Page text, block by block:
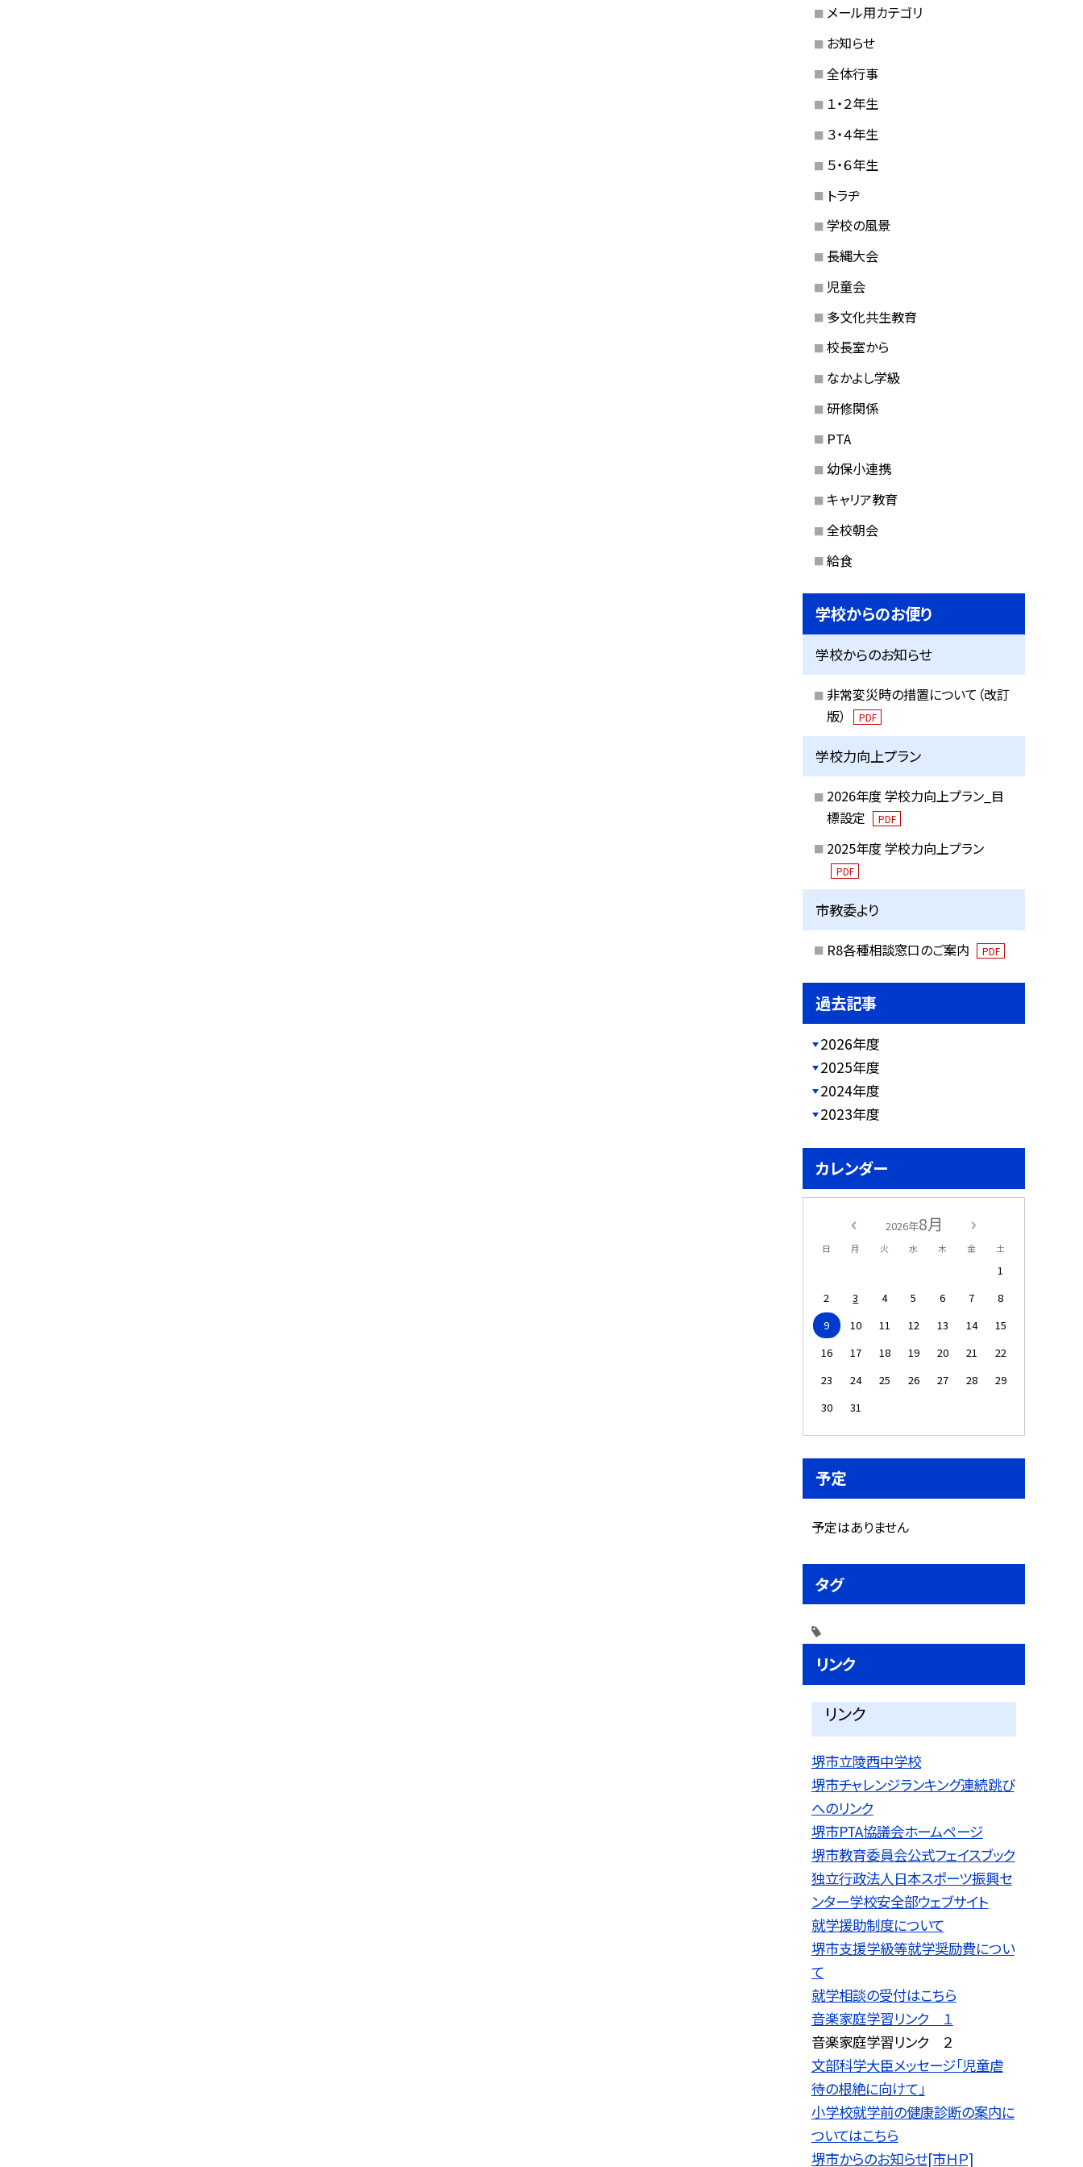
メール用カテゴリ
お知らせ
全体行事
１・２年生
３・４年生
５・６年生
トラヂ
学校の風景
長縄大会
児童会
多文化共生教育
校長室から
なかよし学級
研修関係
PTA
幼保小連携
キャリア教育
全校朝会
給食
学校からのお便り
学校からのお知らせ
非常変災時の措置について（改訂
版）
PDF
学校力向上プラン
2026年度 学校力向上プラン_目
標設定
PDF
2025年度 学校力向上プラン
PDF
市教委より
R8各種相談窓口のご案内 PDF
過去記事
2026年度
2025年度
2024年度
2023年度
カレンダー
2026年8月
日 月 火 水 木 金 土
1
2
3 4 5 6 7
8
9
10 11 12 13 14
15
16
17 18 19 20 21
22
23
24 25 26 27 28
29
30
31
予定
予定はありません
タグ
リンク
リンク
堺市立陵西中学校
堺市チャレンジランキング連続跳び
へのリンク
堺市PTA協議会ホームページ
堺市教育委員会公式フェイスブック
独立行政法人日本スポーツ振興セ
ンター学校安全部ウェブサイト
就学援助制度について
堺市支援学級等就学奨励費につい
て
就学相談の受付はこちら
音楽家庭学習リンク １
音楽家庭学習リンク ２
文部科学大臣メッセージ「児童虐
待の根絶に向けて」
小学校就学前の健康診断の案内に
ついてはこちら
堺市からのお知らせ[市ＨＰ]